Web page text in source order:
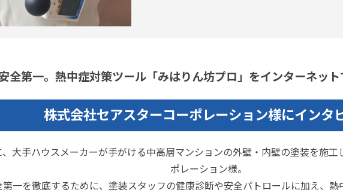
全第一。熱中症対策ツール「みはりん坊プロ」をインターネッ
株式会社セアスターコーポレーション様にインタ
大手ハウスメーカーが手がける中高層マンションの外壁・内壁の塗装を施
ポレーション様。
一を徹底するために、塗装スタッフの健康診断や安全パトロールに加え、